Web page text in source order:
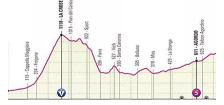
Eskubaloia
Kirolak 360
Atletismoa